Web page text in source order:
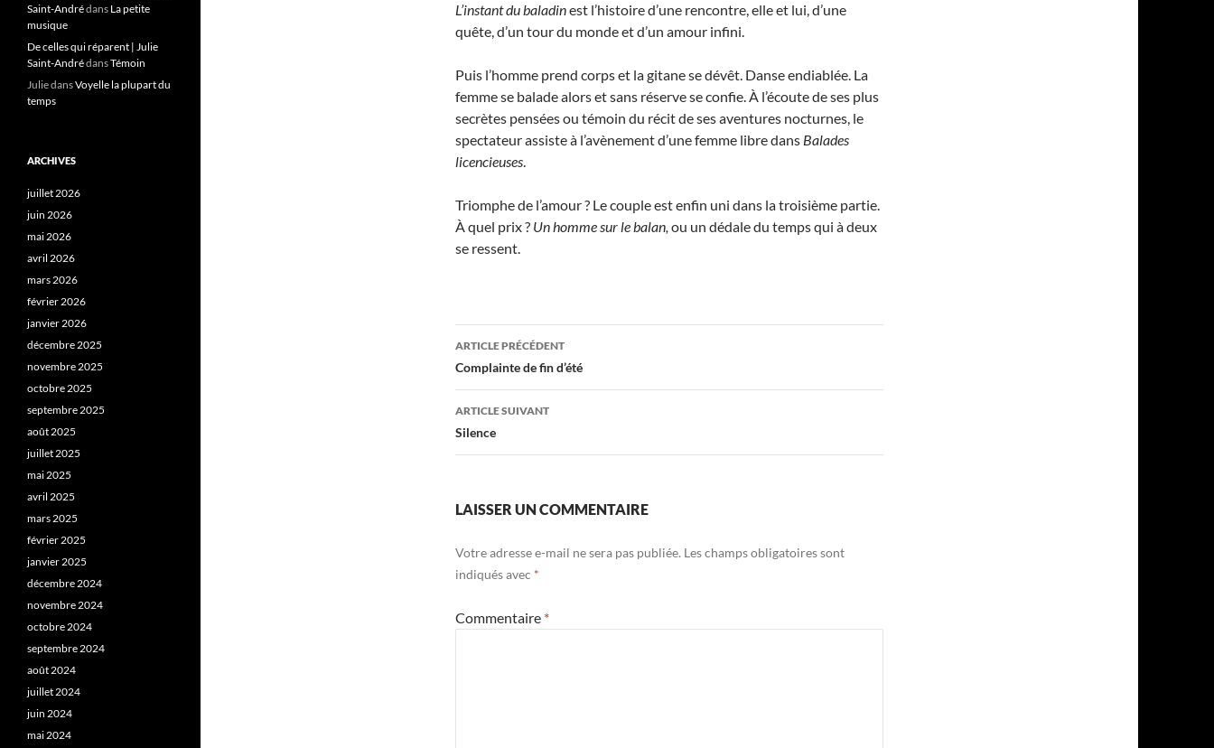
L’instant du baladinest l’histoire d’une rencontre, elle et lui, d’une
quête, d’un tour du monde et d’un amour infini.
Puis l’homme prend corps et la gitane se dévêt. Danse endiablée. La
femme se balade alors et sans réserve se confie. À l’écoute de ses plus
secrètes pensées ou témoin du récit de ses aventures nocturnes, le
spectateur assiste à l’avènement d’une femme libre dans Balades
licencieuses.
Triomphe de l’amour ? Le couple est enfin uni dans la troisième partie.
À quel prix ? Un homme sur le balan, ou un dédale du temps qui à deux
se ressent.
Navigation
des
articles
ARTICLE PRÉCÉDENT
Complainte de fin d’été
ARTICLE SUIVANT
Silence
LAISSER UN COMMENTAIRE
Votre adresse e-mail ne sera pas publiée. Les champs obligatoires sont
indiqués avec *
Commentaire *
Saint-Andrédans La petite
musique
De celles qui réparent | Julie
Saint-AndrédansTémoin
JuliedansVoyelle la plupart du
temps
ARCHIVES
juillet 2026
juin 2026
mai 2026
avril 2026
mars 2026
février 2026
janvier 2026
décembre 2025
novembre 2025
octobre 2025
septembre 2025
août 2025
juillet 2025
mai 2025
avril 2025
mars 2025
février 2025
janvier 2025
décembre 2024
novembre 2024
octobre 2024
septembre 2024
août 2024
juillet 2024
juin 2024
mai 2024